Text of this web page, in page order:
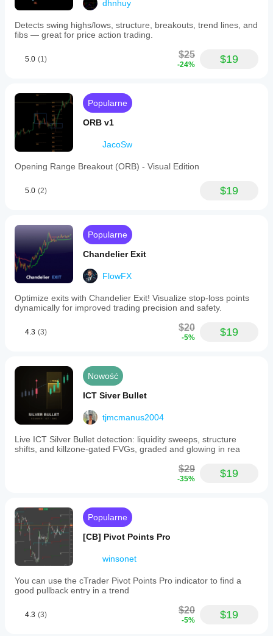
dhnhuy
Detects swing highs/lows, structure, breakouts, trend lines, and
fibs — great for price action trading.
5.0 (1) $25
-24% $19
Popularne
ORB v1
JacoSw
Opening Range Breakout (ORB) - Visual Edition
5.0 (2) $19
Popularne
Chandelier Exit
FlowFX
Optimize exits with Chandelier Exit! Visualize stop-loss points
dynamically for improved trading precision and safety.
4.3 (3) $20
-5% $19
Nowość
ICT Siver Bullet
tjmcmanus2004
Live ICT Silver Bullet detection: liquidity sweeps, structure
shifts, and killzone-gated FVGs, graded and glowing in rea
$29
-35% $19
Popularne
[CB] Pivot Points Pro
winsonet
You can use the cTrader Pivot Points Pro indicator to find a
good pullback entry in a trend
4.3 (3) $20
-5% $19